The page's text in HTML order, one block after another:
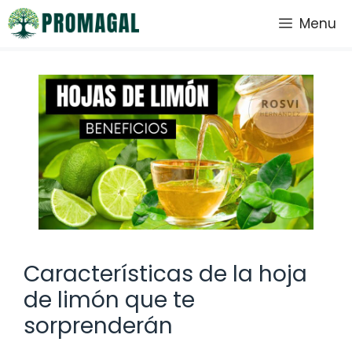
Saltar
al
Menu
Características de la hoja
de limón que te
sorprenderán